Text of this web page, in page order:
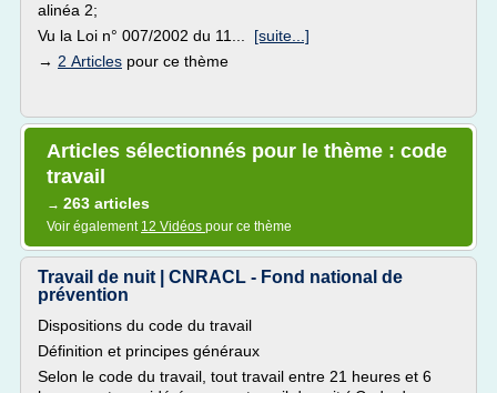
alinéa 2;
Vu la Loi n° 007/2002 du 11... [suite...]
→ 2 Articles pour ce thème
Articles sélectionnés pour le thème : code
travail
→ 263 articles
Voir également 12 Vidéos pour ce thème
Travail de nuit | CNRACL - Fond national de
prévention
Dispositions du code du travail
Définition et principes généraux
Selon le code du travail, tout travail entre 21 heures et 6